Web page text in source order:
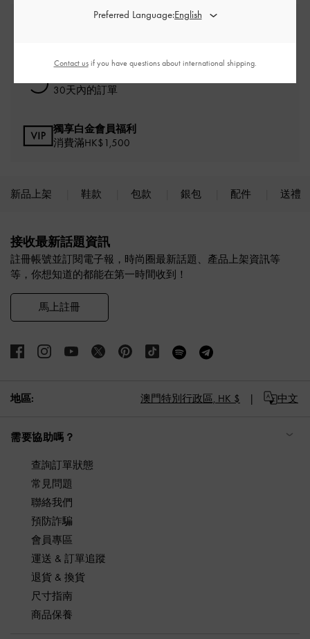
30天內的訂單
獨享白金會員福利
消費滿HK$1,500
新品上架 鞋款 包款 銀包 配件 送禮
接收最新話題資訊
註冊帳號並訂閱電子報，時尚圈最新話題、產品上架資訊等
等，你想知道的都能在第一時間收到！
馬上註冊
地區: 澳門特別行政區, HK $ 中文
需要協助嗎？
查詢訂單狀態
常見問題
聯絡我們
預防詐騙
會員專區
運送 & 訂單追蹤
退貨 & 換貨
尺寸指南
商品保養
Preferred Language:
Contact usif you have questions about international shipping.